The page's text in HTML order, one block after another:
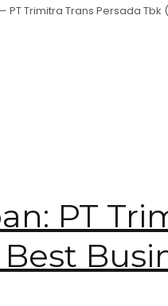
Trimitra Trans Persada Tbk
PT